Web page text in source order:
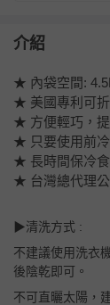
介紹
★ 內袋空間: 4.5L
★ 美國專利可
★ 方便輕巧，
★ 只要使用前
★ 長時間保冷
★ 台灣總代理
▶清洗方式 :
不建議使用洗衣
後陰乾即可。
不可直曬太陽，